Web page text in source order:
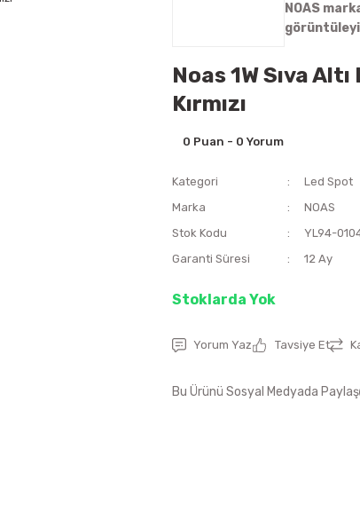
NOAS
Noas 1W Sıva
Kırmızı
0 Puan - 0 Yorum
Kategori
Led Spot
Marka
NOAS
Stok Kodu
YL94-
Garanti Süresi
12 Ay
Stoklarda Yok
Yorum Yaz Tavsiye Et
Bu Ürünü Sosyal Medyada Paylaş